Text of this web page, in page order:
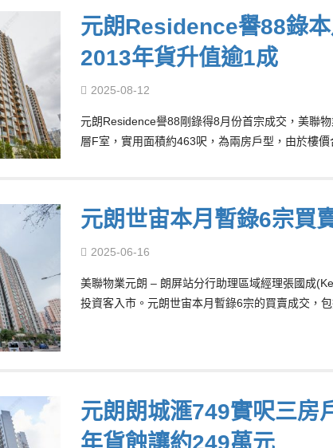
元朗Residence譽88錄
2013年貨升值逾1成
2025-08-12
元朗Residence譽88剛錄得8月份首宗成交，美聯
層F室，實用面積約463呎，為兩房戶型，由於樓
元朗世宙本月暫錄6宗買
2025-06-16
美聯物業元朗 – 朗屏站分行助理區域經理張國成
投資客入市。元朗世宙本月暫錄6宗的買賣成交，
元朗朗城滙749實呎三房
年貨蝕讓約249萬元